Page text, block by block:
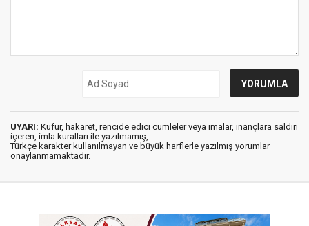
UYARI: Küfür, hakaret, rencide edici cümleler veya imalar, inançlara saldırı
içeren, imla kuralları ile yazılmamış,
Türkçe karakter kullanılmayan ve büyük harflerle yazılmış yorumlar
onaylanmamaktadır.